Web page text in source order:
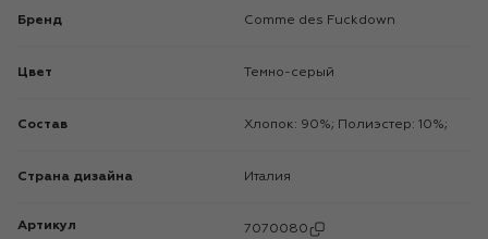
Бренд Comme des Fuckdown
Цвет Темно-серый
Состав Хлопок: 90%; Полиэстер: 10%;
Страна дизайна Италия
Артикул 7070080